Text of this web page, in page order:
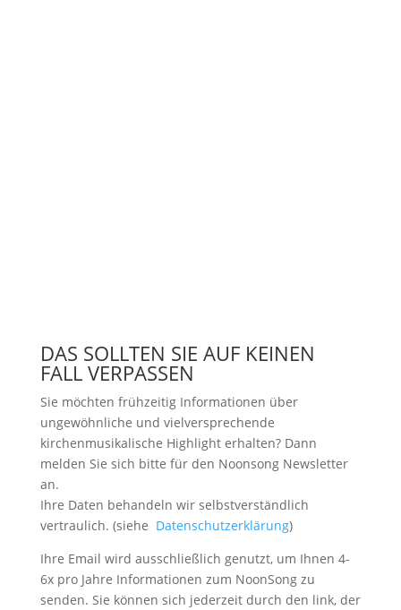
DAS SOLLTEN SIE AUF KEINEN
FALL VERPASSEN
Sie möchten frühzeitig Informationen über
ungewöhnliche und vielversprechende
kirchenmusikalische Highlight erhalten? Dann
melden Sie sich bitte für den Noonsong Newsletter
an.
Ihre Daten behandeln wir selbstverständlich
vertraulich. (siehe Datenschutzerklärung)
Ihre Email wird ausschließlich genutzt, um Ihnen 4-
6x pro Jahre Informationen zum NoonSong zu
senden. Sie können sich jederzeit durch den link, der